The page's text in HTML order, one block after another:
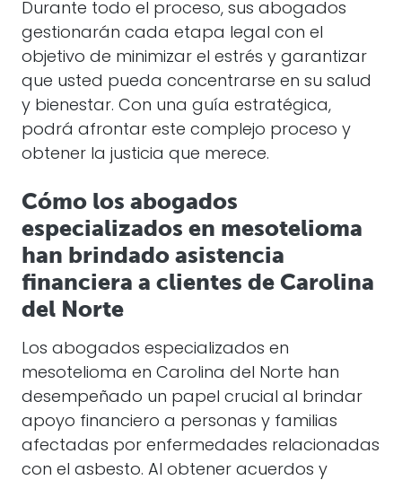
Durante todo el proceso, sus abogados
gestionarán cada etapa legal con el
objetivo de minimizar el estrés y garantizar
que usted pueda concentrarse en su salud
y bienestar. Con una guía estratégica,
podrá afrontar este complejo proceso y
obtener la justicia que merece.
Cómo los abogados
especializados en mesotelioma
han brindado asistencia
financiera a clientes de Carolina
del Norte
Los abogados especializados en
mesotelioma en Carolina del Norte han
desempeñado un papel crucial al brindar
apoyo financiero a personas y familias
afectadas por enfermedades relacionadas
con el asbesto. Al obtener acuerdos y